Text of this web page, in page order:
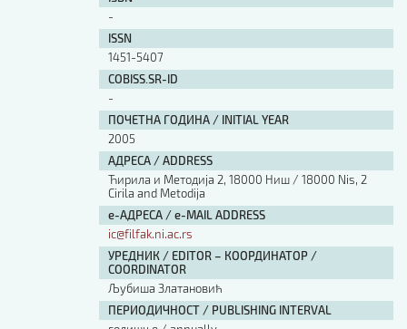
-
ISSN
1451-5407
COBISS.SR-ID
-
ПОЧЕТНА ГОДИНА / INITIAL YEAR
2005
АДРЕСА / ADDRESS
Ћирила и Методија 2, 18000 Ниш / 18000 Nis, 2
Cirila and Metodija
е-АДРЕСА / e-MAIL ADDRESS
ic@filfak.ni.ac.rs
УРЕДНИК / EDITOR – КООРДИНАТОР /
COORDINATOR
Љубиша Златановић
ПЕРИОДИЧНОСТ / PUBLISHING INTERVAL